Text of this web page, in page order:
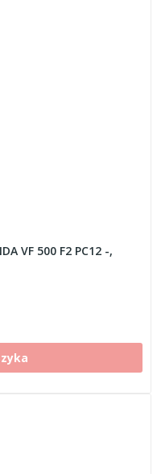
VF 500 F2 PC12 -,